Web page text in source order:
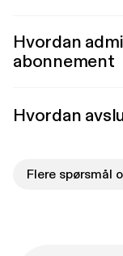
Hvordan
abonnement
Hvordan
Flere spørsmål